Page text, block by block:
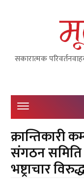
सकारात्मक
क्रान्तिकारी
संगठन
भष्ट्राचार